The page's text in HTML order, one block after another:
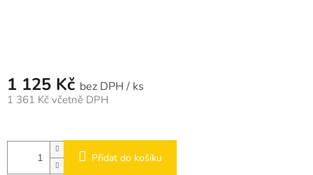
1 125 Kč / ks
1 361 Kč včetně DPH
Přidat do košíku